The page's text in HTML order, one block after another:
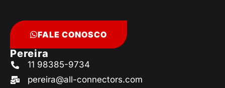
FALE CONOSCO
Pereira
11 98385-9734
pereira@all-connectors.com